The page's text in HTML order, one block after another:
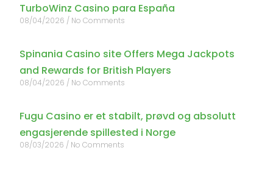
TurboWinz Casino para España
08/04/2026 No Comments
Spinania Casino site Offers Mega Jackpots
and Rewards for British Players
08/04/2026 No Comments
Fugu Casino er et stabilt, prøvd og absolutt
engasjerende spillested i Norge
08/03/2026 No Comments